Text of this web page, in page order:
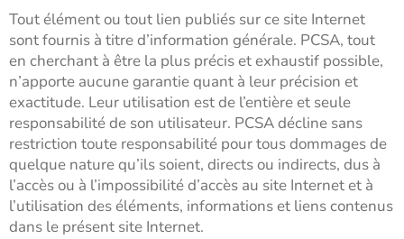
Tout élément ou tout lien publiés sur ce site Internet
sont fournis à titre d’information générale. PCSA, tout
en cherchant à être la plus précis et exhaustif possible,
n’apporte aucune garantie quant à leur précision et
exactitude. Leur utilisation est de l’entière et seule
responsabilité de son utilisateur. PCSA décline sans
restriction toute responsabilité pour tous dommages de
quelque nature qu’ils soient, directs ou indirects, dus à
l’accès ou à l’impossibilité d’accès au site Internet et à
l’utilisation des éléments, informations et liens contenus
dans le présent site Internet.